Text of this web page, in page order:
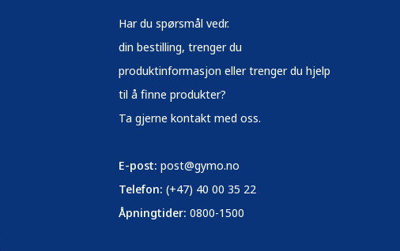
Har du spørsmål vedr.
din bestilling, trenger du
produktinformasjon eller trenger du hjelp
til å finne produkter?
Ta gjerne kontakt med oss.
E-post: post@gymo.no
Telefon: (+47) 40 00 35 22
Åpningtider: 0800-1500